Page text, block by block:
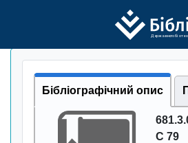
Державного бі от
Бібліографічний опис
С 79